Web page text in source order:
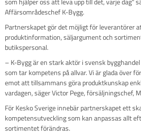
Affärsområdeschef K-Bygg.
Partnerskapet gör det möjligt för leverantörer
produktinformation, säljargument och
butikspersonal.
– K-Bygg är en stark aktör i svensk
som tar kompetens på allvar. Vi är glada över
emot att tillsammans göra produktkunskap
vardagen, säger Victor Pege, försäljningschef,
För Kesko Sverige innebär partnerskapet ett
kompetensutveckling som kan anpassas allt
sortimentet förändras.